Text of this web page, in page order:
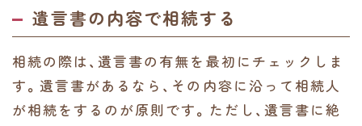
遺言書の内容で相続する
相続の際は、遺言書の有無を最初にチェックしま
す。遺言書があるなら、その内容に沿って相続人
が相続をするのが原則です。ただし、遺言書に絶